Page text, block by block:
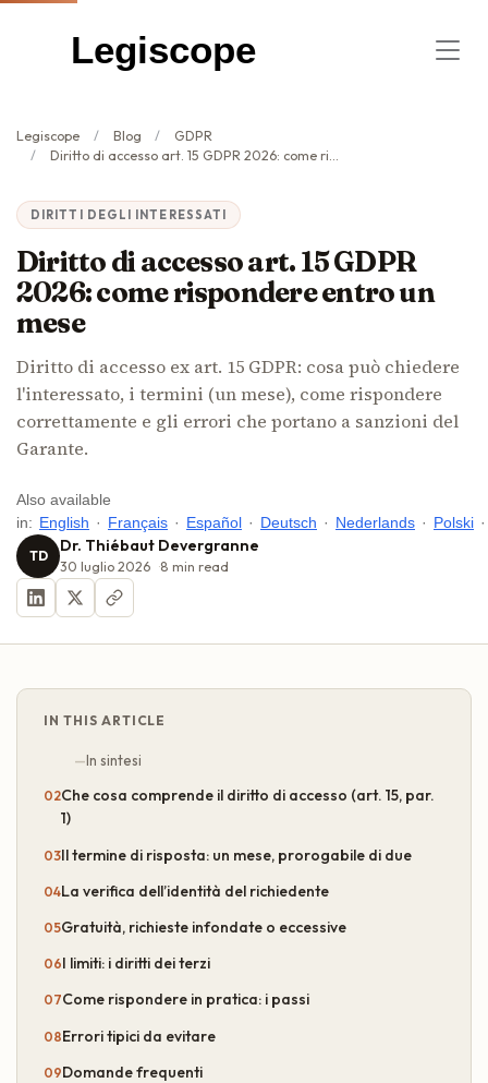
Legiscope
Legiscope Blog
GDPR
Diritto di accesso art. 15 GDPR 2026: come rispondere entro un mese
DIRITTI DEGLI INTERESSATI
Diritto di accesso art. 15 GDPR
2026: come rispondere entro un
mese
Diritto di accesso ex art. 15 GDPR: cosa può chiedere
l'interessato, i termini (un mese), come rispondere
correttamente e gli errori che portano a sanzioni del
Garante.
Also available
in: English · Français · Español · Deutsch · Nederlands · Polski ·
TD Dr. Thiébaut Devergranne
30 luglio 2026 8 min read
IN THIS ARTICLE
In sintesi
Che cosa comprende il diritto di accesso (art. 15, par.
1)
Il termine di risposta: un mese, prorogabile di due
La verifica dell’identità del richiedente
Gratuità, richieste infondate o eccessive
I limiti: i diritti dei terzi
Come rispondere in pratica: i passi
Errori tipici da evitare
Domande frequenti